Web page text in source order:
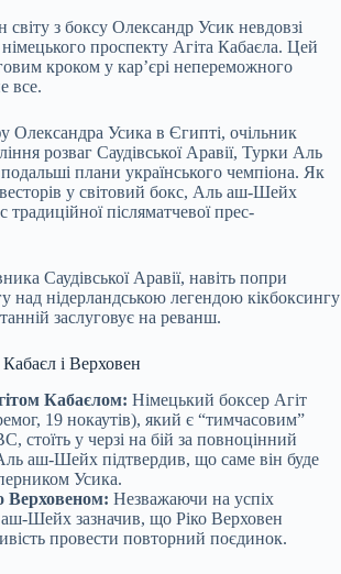
світу з боксу Олександр Усик невдовзі
проспекту Агіта Кабаєла. Цей
кроком у кар’єрі непереможного
все.
Олександра Усика в Єгипті, очільник
розваг Саудівської Аравії, Турки Аль
плани українського чемпіона. Як
у світовий бокс, Аль аш-Шейх
традиційної післяматчевої прес-
Саудівської Аравії, навіть попри
над нідерландською легендою кікбоксингу
заслуговує на реванш.
і Верховен
Кабаєлом: Німецький боксер Агіт
19 нокаутів), який є “тимчасовим”
стоїть у черзі на бій за повноцінний
аш-Шейх підтвердив, що саме він буде
Усика.
Верховеном: Незважаючи на успіх
Шейх зазначив, що Ріко Верховен
провести повторний поєдинок.